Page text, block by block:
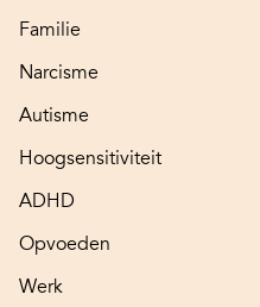
Familie
Narcisme
Autisme
Hoogsensitiviteit
ADHD
Opvoeden
Werk